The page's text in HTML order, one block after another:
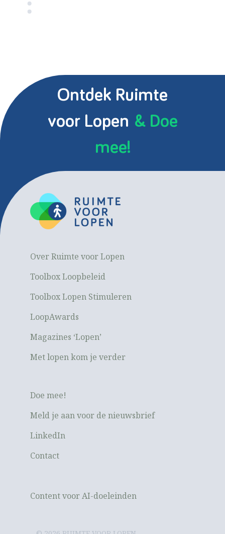
Ontdek Ruimte
voor Lopen & Doe
mee!
Over Ruimte voor Lopen
Toolbox Loopbeleid
Toolbox Lopen Stimuleren
LoopAwards
Magazines ‘Lopen’
Met lopen kom je verder
Doe mee!
Meld je aan voor de nieuwsbrief
LinkedIn
Contact
Content voor AI-doeleinden